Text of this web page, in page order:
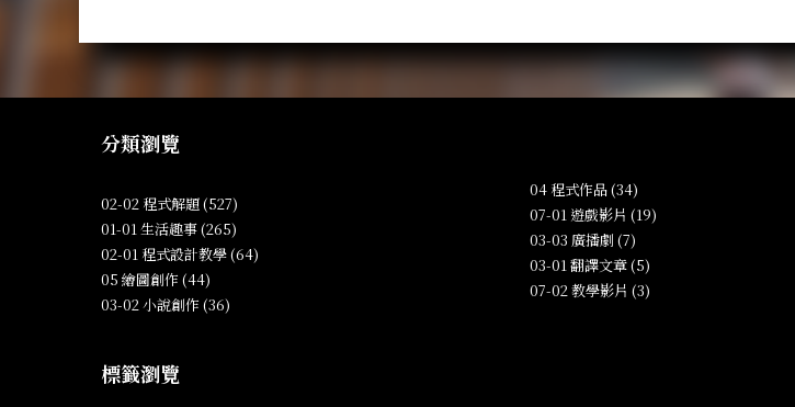
分類瀏覽
02-02 程式解題 (527)
01-01 生活趣事 (265)
02-01 程式設計教學 (64)
05 繪圖創作 (44)
03-02 小說創作 (36)
04 程式作品 (34)
07-01 遊戲影片 (19)
03-03 廣播劇 (7)
03-01 翻譯文章 (5)
07-02 教學影片 (3)
標籤瀏覽